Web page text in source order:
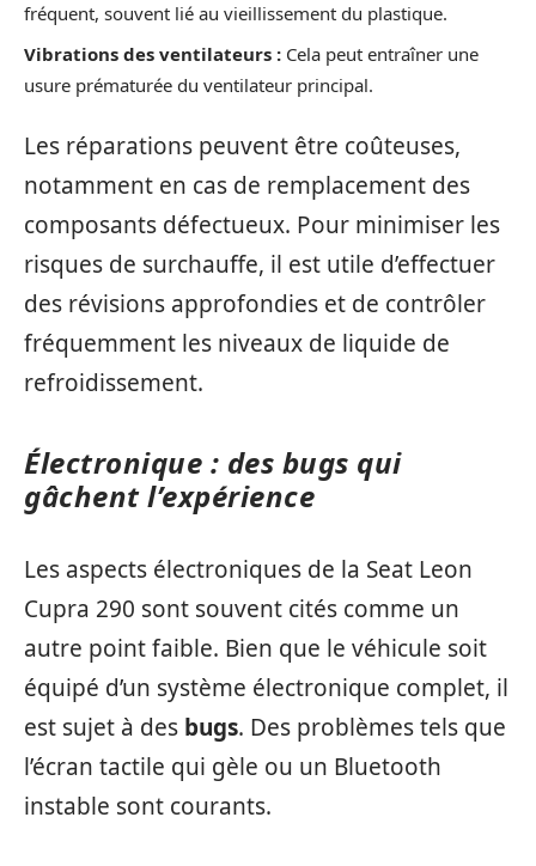
fréquent, souvent lié au vieillissement du plastique.
Vibrations des ventilateurs : Cela peut entraîner une
usure prématurée du ventilateur principal.
Les réparations peuvent être coûteuses,
notamment en cas de remplacement des
composants défectueux. Pour minimiser les
risques de surchauffe, il est utile d’effectuer
des révisions approfondies et de contrôler
fréquemment les niveaux de liquide de
refroidissement.
Électronique : des bugs qui
gâchent l’expérience
Les aspects électroniques de la Seat Leon
Cupra 290 sont souvent cités comme un
autre point faible. Bien que le véhicule soit
équipé d’un système électronique complet, il
est sujet à des bugs. Des problèmes tels que
l’écran tactile qui gèle ou un Bluetooth
instable sont courants.